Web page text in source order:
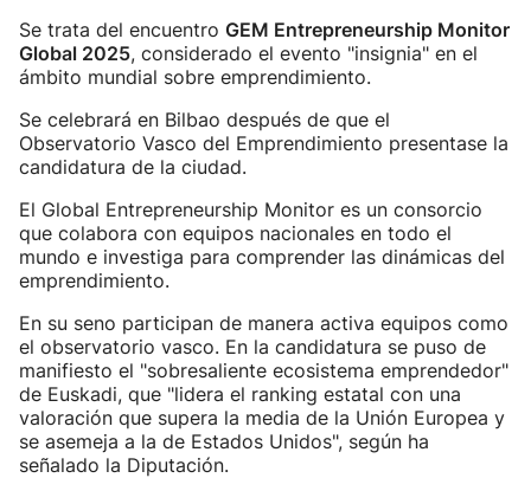
Se trata del encuentro GEM Entrepreneurship Monitor
Global 2025, considerado el evento "insignia" en el
ámbito mundial sobre emprendimiento.
Se celebrará en Bilbao después de que el
Observatorio Vasco del Emprendimiento presentase la
candidatura de la ciudad.
El Global Entrepreneurship Monitor es un consorcio
que colabora con equipos nacionales en todo el
mundo e investiga para comprender las dinámicas del
emprendimiento.
En su seno participan de manera activa equipos como
el observatorio vasco. En la candidatura se puso de
manifiesto el "sobresaliente ecosistema emprendedor"
de Euskadi, que "lidera el ranking estatal con una
valoración que supera la media de la Unión Europea y
se asemeja a la de Estados Unidos", según ha
señalado la Diputación.